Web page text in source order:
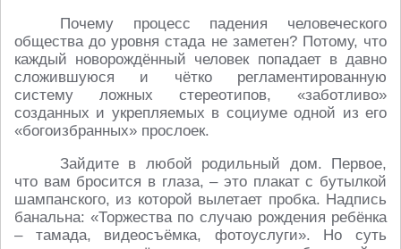
Почему процесс падения человеческого
общества до уровня стада не заметен? Потому, что
каждый новорождённый человек попадает в давно
сложившуюся и чётко регламентированную
систему ложных стереотипов, «заботливо»
созданных и укрепляемых в социуме одной из его
«богоизбранных» прослоек.
Зайдите в любой родильный дом. Первое,
что вам бросится в глаза, – это плакат с бутылкой
шампанского, из которой вылетает пробка. Надпись
банальна: «Торжества по случаю рождения ребёнка
– тамада, видеосъёмка, фотоуслуги». Но суть